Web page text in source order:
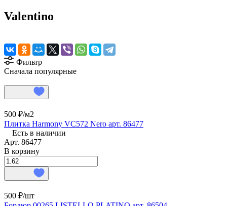
Valentino
Фильтр
Сначала популярные
500 ₽/м2
Плитка Harmony VC572 Nero арт. 86477
Есть в наличии
Арт. 86477
В корзину
500 ₽/шт